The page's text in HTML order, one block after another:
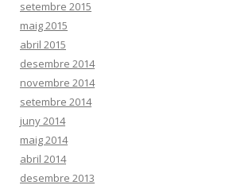
setembre 2015
maig 2015
abril 2015
desembre 2014
novembre 2014
setembre 2014
juny 2014
maig 2014
abril 2014
desembre 2013